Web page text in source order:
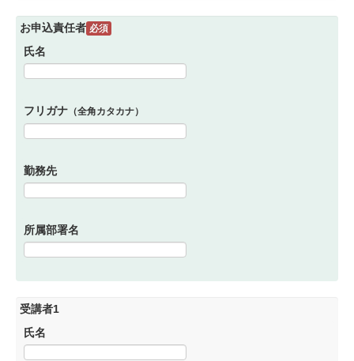
お申込責任者 必須
氏名
フリガナ （全角カタカナ）
勤務先
所属部署名
受講者1
氏名